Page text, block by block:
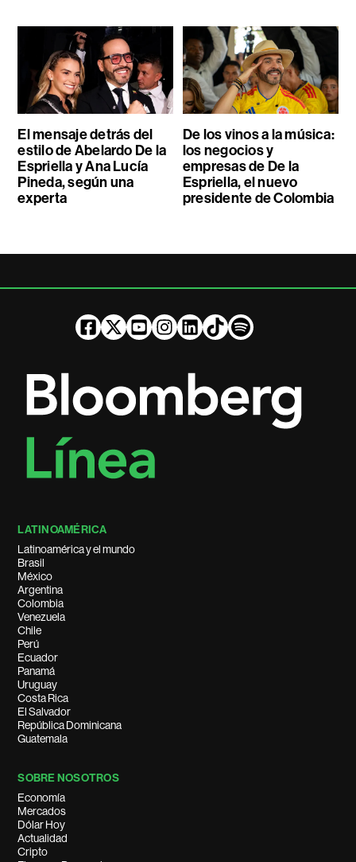
El mensaje detrás del
estilo de Abelardo De la
Espriella y Ana Lucía
Pineda, según una
experta
De los vinos a la música:
los negocios y
empresas de De la
Espriella, el nuevo
presidente de Colombia
LATINOAMÉRICA
Latinoamérica y el mundo
Brasil
México
Argentina
Colombia
Venezuela
Chile
Perú
Ecuador
Panamá
Uruguay
Costa Rica
El Salvador
República Dominicana
Guatemala
SOBRE NOSOTROS
Economía
Mercados
Dólar Hoy
Actualidad
Cripto